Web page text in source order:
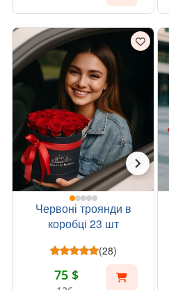
Червоні троянди в
коробці 23 шт
(28)
75 $